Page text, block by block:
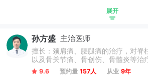
室和特色科室分别为：康复医学科、消化
个，开放7个病区，核定床位370张。
展开
孙方盛 主治医师
擅长：颈肩痛、腰腿痛的治疗，对脊
以及骨关节痛、骨创伤、骨髓炎等治
9.6 预约量 157人 从业 9年